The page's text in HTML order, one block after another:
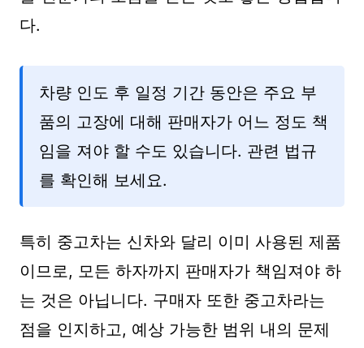
다.
차량 인도 후 일정 기간 동안은 주요 부
품의 고장에 대해 판매자가 어느 정도 책
임을 져야 할 수도 있습니다. 관련 법규
를 확인해 보세요.
특히 중고차는 신차와 달리 이미 사용된 제품
이므로, 모든 하자까지 판매자가 책임져야 하
는 것은 아닙니다. 구매자 또한 중고차라는
점을 인지하고, 예상 가능한 범위 내의 문제